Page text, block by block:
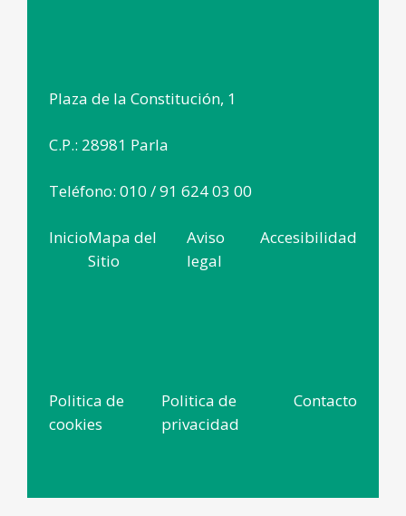
Plaza de la Constitución, 1
C.P.: 28981 Parla
Teléfono: 010 / 91 624 03 00
InicioMapa del
Sitio
Aviso
legal
Accesibilidad
Politica de
cookies
Politica de
privacidad
Contacto